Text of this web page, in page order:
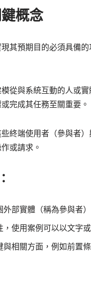
概念
現其預期目的必須具備
模從與系統互動的人或
完成其任務至關重要。
終端使用者（參與者
或請求。
部實體（稱為參與者
使用案例可以以文字
相關方面，例如前置